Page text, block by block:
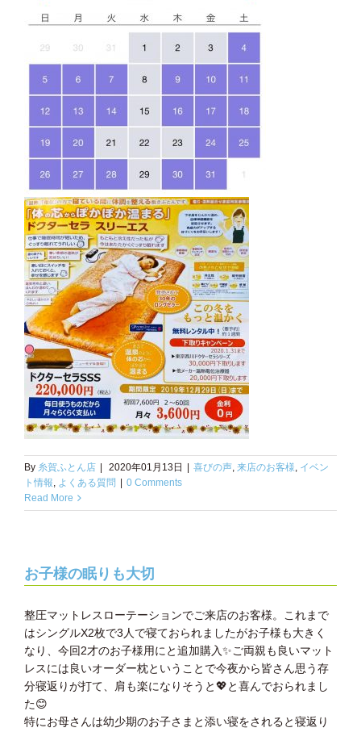
By 糸賀ふとん店 2020年01月13日 喜びの声, 来店のお客様, イベン
ト情報, よくある質問
0 Comments
Read More
お子様の眠りも大切
整圧マットレスローテーションでご来店のお客様。これまで
はシングルX2枚で3人で寝ておられましたがお子様も大きく
なり、今回2才のお子様用にと追加購入✨ご両親も良いマット
レスには良いオーダー枕ということで今夜から皆さん思う存
分寝返りが打て、肩も楽になりそうと💖と喜んでおられまし
た😊
特にお母さんは幼少期のお子さまと添い寝をされると寝返り